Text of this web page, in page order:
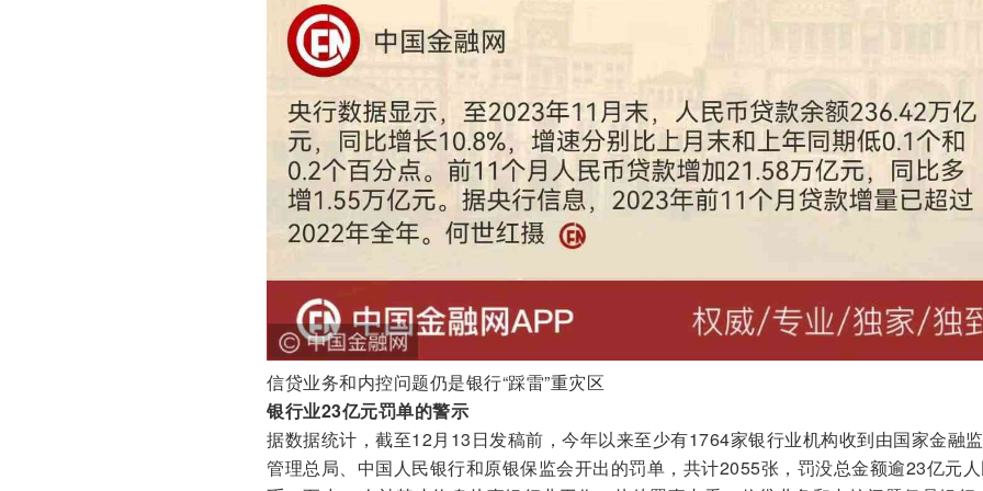
信贷业务和内控问题仍是银行“踩雷”重灾区
银行业23亿元罚单的警示
据数据统计，截至12月13日发稿前，今年以来至少有1764家银行业机构收到由国家金融
管理总局、中国人民银行和原银保监会开出的罚单，共计2055张，罚没总金额逾23亿元